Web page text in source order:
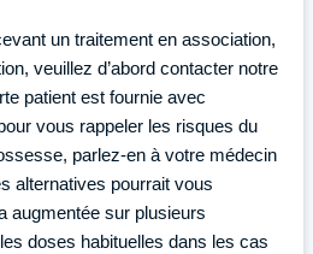
un traitement en association,
veuillez d’abord contacter notre
patient est fournie avec
vous rappeler les risques du
parlez-en à votre médecin
alternatives pourrait vous
augmentée sur plusieurs
doses habituelles dans les cas